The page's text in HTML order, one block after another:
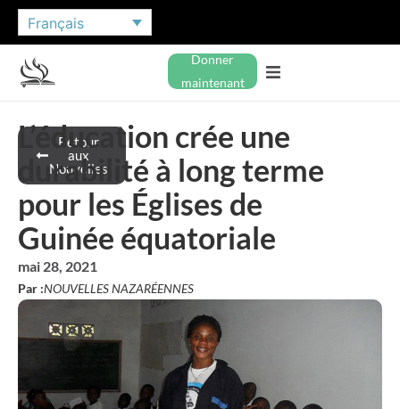
Français
Donner
maintenant
Retour
aux
Nouvelles
L’éducation crée une
durabilité à long terme
pour les Églises de
Guinée équatoriale
mai 28, 2021
Par :NOUVELLES NAZARÉENNES